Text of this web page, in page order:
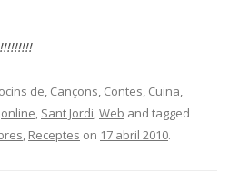
de, Cançons, Contes, Cuina,
online, Sant Jordi,Web and tagged
, Receptes on 17 abril 2010.